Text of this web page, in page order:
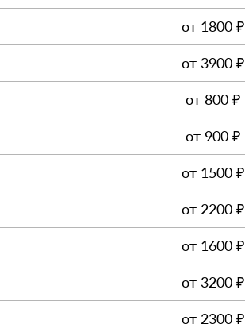
от 1800 ₽
от 3900 ₽
от 800 ₽
от 900 ₽
от 1500 ₽
от 2200 ₽
от 1600 ₽
от 3200 ₽
от 2300 ₽